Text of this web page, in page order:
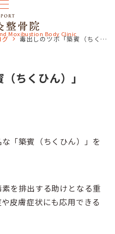
Moxibustion Body Clinic
グ 毒出しのツボ「築賓（ちくひん）」
ちくひん）」
「築賓（ちくひん）」を
を排出する助けとなる重
皮膚症状にも応用できる